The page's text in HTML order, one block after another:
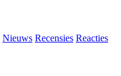
Nieuws Recensies Reacties